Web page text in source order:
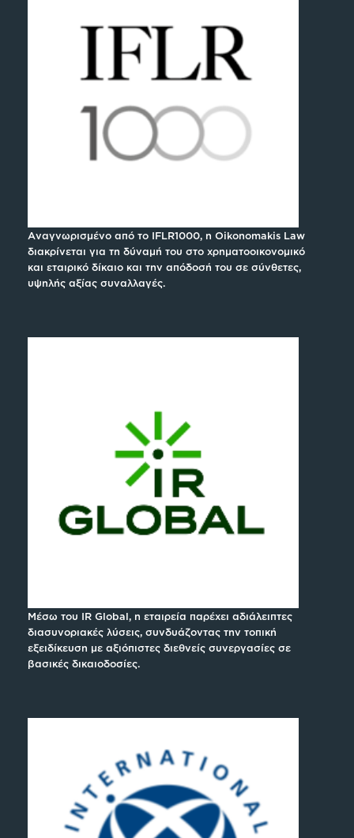
Αναγνωρισμένο από το IFLR1000, η Oikonomakis Law
διακρίνεται για τη δύναμή του στο χρηματοοικονομικό
και εταιρικό δίκαιο και την απόδοσή του σε σύνθετες,
υψηλής αξίας συναλλαγές.
Μέσω του IR Global, η εταιρεία παρέχει αδιάλειπτες
διασυνοριακές λύσεις, συνδυάζοντας την τοπική
εξειδίκευση με αξιόπιστες διεθνείς συνεργασίες σε
βασικές δικαιοδοσίες.